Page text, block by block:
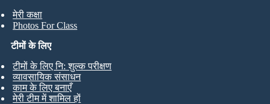
मेरी कक्षा
Photos For Class
टीमों के लिए
टीमों के लिए नि: शुल्क परीक्षण
व्यावसायिक संसाधन
काम के लिए बनाएँ
मेरी टीम में शामिल हों